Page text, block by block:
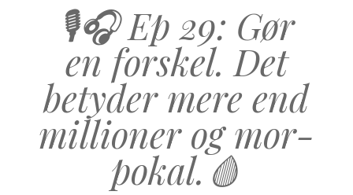
🎙️🎧 Ep 29: Gør
en forskel. Det
betyder mere end
millioner og mor-
pokal.🩸